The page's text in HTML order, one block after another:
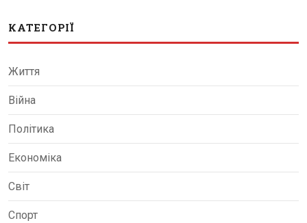
КАТЕГОРІЇ
Життя
Війна
Політика
Економіка
Світ
Спорт